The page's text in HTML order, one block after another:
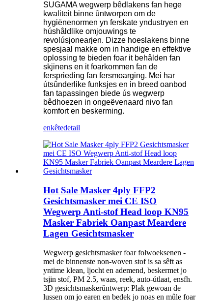
SUGAMA wegwerp bêdlakens fan hege
kwaliteit binne ûntworpen om de
hygiënenormen yn ferskate yndustryen en
húshâldlike omjouwings te
revolúsjonearjen. Dizze hoeslakens binne
spesjaal makke om in handige en effektive
oplossing te bieden foar it behâlden fan
skjinens en it foarkommen fan de
fersprieding fan fersmoarging. Mei har
útsûnderlike funksjes en in breed oanbod
fan tapassingen biede ús wegwerp
bêdhoezen in ongeëvenaard nivo fan
komfort en beskerming.
enkêtedetail
Hot Sale Masker 4ply FFP2
Gesichtsmasker mei CE ISO
Wegwerp Anti-stof Head loop KN95
Masker Fabriek Oanpast Meardere
Lagen Gesichtsmasker
Wegwerp gesichtsmasker foar folwoeksenen -
mei de binnenste non-woven stof is sa sêft as
yntime klean, ljocht en ademend, beskermet jo
tsjin stof, PM 2.5, waas, reek, auto-útlaat, ensfh.
3D gesichtsmaskerûntwerp: Plak gewoan de
lussen om jo earen en bedek jo noas en mûle foar